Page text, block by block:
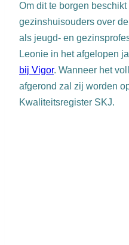
Om dit te borgen
gezinshuisouders over
als jeugd- en
Leonie in het afgelopen
bij Vigor. Wanneer het
afgerond zal zij worden
Kwaliteitsregister SKJ.